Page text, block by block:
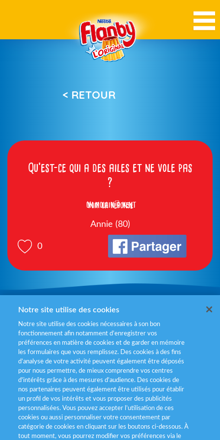
< RETOUR
Qu’est-ce qui a des ailes et ne vole pas
?
Voir la réponse
un moulin à vent
0
Annie (80)
Mentions légales
Politiques de gestion des cookies
Politique données personnelles
Services consommateurs
Déclaration d’accessibilité
Notre site utilise des cookies
Notre site utilise des cookies nécessaires à son bon
fonctionnement afin notamment d’enregistrer vos
préférences en matière de cookies et de garder en mémoire
les formulaires que vous remplissez. Des cookies à des fins
d’analyse de votre activité peuvent également être déposés
pour nous permettre, de mieux comprendre vos centres
d'intérêts grâce à des mesures d’audience. Des cookies de
nos partenaires peuvent également être utilisés pour établir
un profil de vos intérêts et vous proposer des publicités
personnalisées. Vous pouvez accepter l’utilisation de ces
cookies ou aussi personnaliser votre consentement par
catégorie de cookies en cliquant sur les boutons ci-dessous. À
tout moment, vous pourrez modifier vos préférences via le